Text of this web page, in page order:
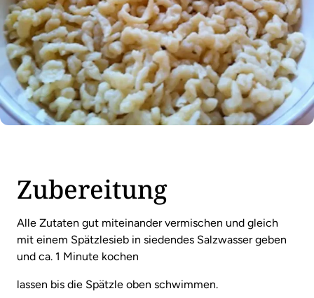
Zubereitung
Alle Zutaten gut miteinander vermischen und gleich
mit einem Spätzlesieb in siedendes Salzwasser geben
und ca. 1 Minute kochen
lassen bis die Spätzle oben schwimmen.